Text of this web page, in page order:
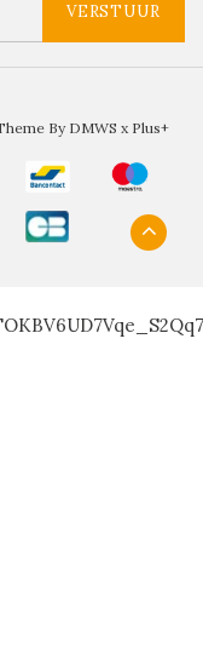
VERSTUUR
By DMWS x Plus+